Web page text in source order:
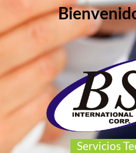
Servicios